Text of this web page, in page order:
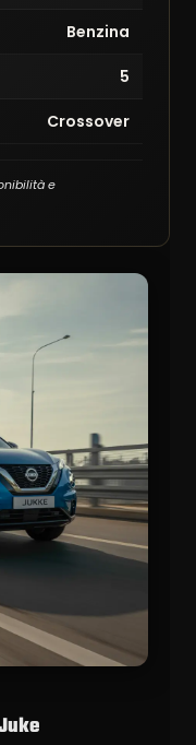
Benzina
5
Crossover
e